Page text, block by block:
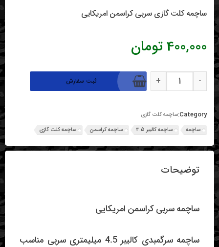
ساچمه کلت گازی سربی کراسمن امریکایی
400,000تومان
گازی
کراسمن
quantity
-
ساچمه کلت گازی سربی کراسمن امریکایی quantity
+ ثبت سفارش
Category: ساچمه کلت گازی
ساچمه ساچمه کالیبر 4.5 ساچمه کراسمن ساچمه کلت گازی
توضیحات
ساچمه سربی کراسمن امریکایی
ساچمه سرگمبدی کالیبر 4.5 میلیمتری سربی مناسب